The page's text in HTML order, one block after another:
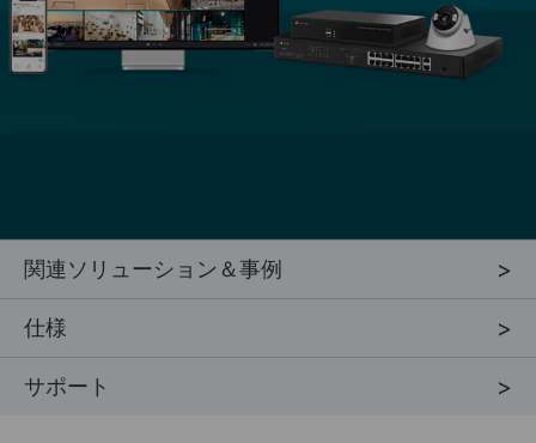
関連ソリューション＆事例
仕様
サポート